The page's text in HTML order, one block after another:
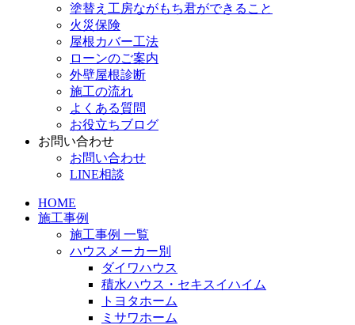
塗替え工房ながもち君ができること
火災保険
屋根カバー工法
ローンのご案内
外壁屋根診断
施工の流れ
よくある質問
お役立ちブログ
お問い合わせ
お問い合わせ
LINE相談
HOME
施工事例
施工事例 一覧
ハウスメーカー別
ダイワハウス
積水ハウス・セキスイハイム
トヨタホーム
ミサワホーム